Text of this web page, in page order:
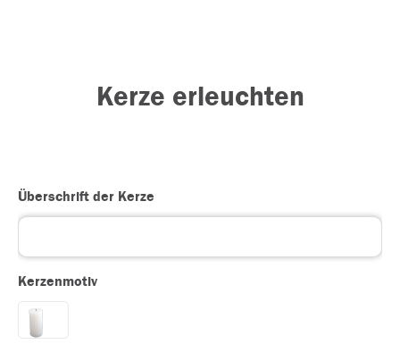
Kerze erleuchten
Überschrift der Kerze
Kerzenmotiv